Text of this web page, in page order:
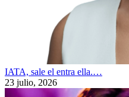
IATA, sale el entra ella.…
23 julio, 2026